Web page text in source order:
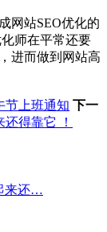
网站SEO优化的
师在平常还要
进而做到网站高
节上班通知 下一
得靠它 ！
来还…